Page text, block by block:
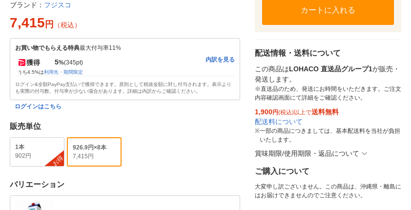
ブランド： フジスコ
7,415 円 （税込）
お買い物でもらえる特典最大付与率11%
獲得 5%(345pt)
うち4.5%は利用先・期間限定
内訳を見る
ログイン&全額PayPay支払いで獲得できます。原則として税抜金額に対し付与されます。表示より
も実際の付与数、付与率が少ない場合があります。詳細は内訳からご確認ください。
ログインはこちら
販売単位
1本
902円
お得
926.9円×8本
7,415円
バリエーション
カートに入れる
配送情報・送料について
この商品はLOHACO 直送品グループ1が販売・
発送します。
※直送品のため、発送にお時間をいただきます。ご注文
内容確認画面にて詳細をご確認ください。
1,900円(税込)以上で送料無料
配送料について
※一部の商品につきましては、基本配送料を当社が負担
いたします。
賞味期限/使用期限・返品について
ご購入について
大変申し訳ございません。この商品は、沖縄県・離島に
はお届けできませんのでご注意ください。